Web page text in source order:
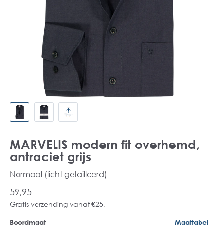
MARVELIS modern fit overhemd,
antraciet grijs
Normaal (licht getailleerd)
59,95
Gratis verzending vanaf €25,-
Boordmaat Maattabel